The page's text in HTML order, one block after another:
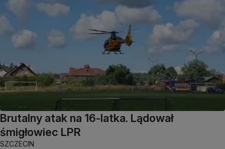
Brutalny atak na 16-latka. Lądował
śmigłowiec LPR
SZCZECIN